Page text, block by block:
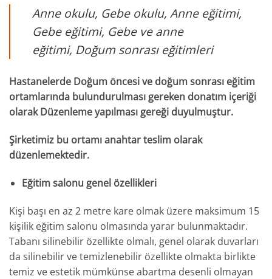
Anne okulu, Gebe okulu, Anne eğitimi,
Gebe eğitimi, Gebe ve anne
eğitimi, Doğum sonrası eğitimleri
Hastanelerde Doğum öncesi ve doğum sonrası eğitim
ortamlarında bulundurulması gereken donatım içeriği
olarak Düzenleme yapılması gereği duyulmuştur.
Şirketimiz bu ortamı anahtar teslim olarak
düzenlemektedir.
Eğitim salonu genel özellikleri
Kişi başı en az 2 metre kare olmak üzere maksimum 15
kişilik eğitim salonu olmasında yarar bulunmaktadır.
Tabanı silinebilir özellikte olmalı, genel olarak duvarları
da silinebilir ve temizlenebilir özellikte olmakta birlikte
temiz ve estetik mümkünse abartma desenli olmayan